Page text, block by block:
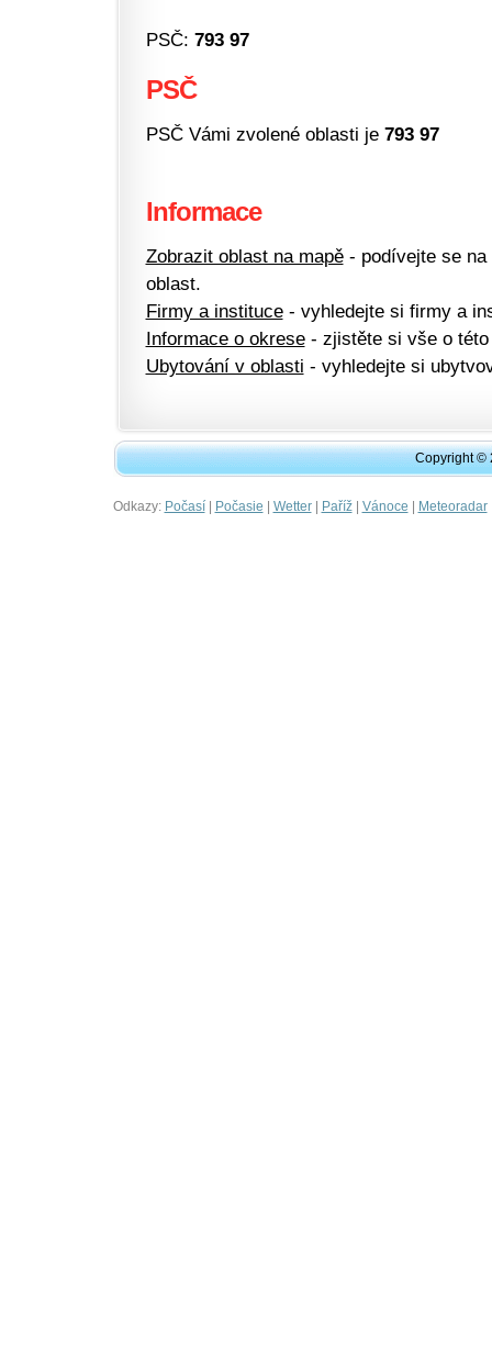
PSČ: 793 97
PSČ
PSČ Vámi zvolené oblasti je 793 97
Informace
Zobrazit oblast na mapě- podívejte se na
oblast.
Firmy a instituce- vyhledejte si firmy a
Informace o okrese- zjistěte si vše o této
Ubytování v oblasti - vyhledejte si
Copyright ©
Odkazy: Počasí| Počasie | Wetter| Paříž| Vánoce | Meteoradar